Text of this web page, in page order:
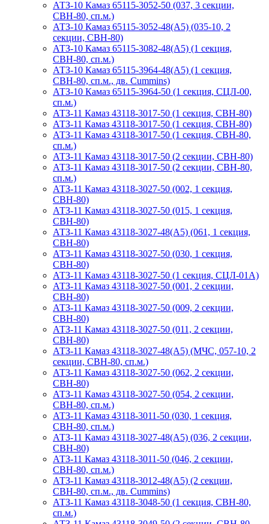
АТЗ-10 Камаз 65115-3052-50 (037, 3 секции,
СВН-80, сп.м.)
АТЗ-10 Камаз 65115-3052-48(А5) (035-10, 2
секции, СВН-80)
АТЗ-10 Камаз 65115-3082-48(A5) (1 секция,
СВН-80, сп.м.)
АТЗ-10 Камаз 65115-3964-48(A5) (1 секция,
СВН-80, сп.м., дв. Cummins)
АТЗ-10 Камаз 65115-3964-50 (1 секция, СЦЛ-00,
сп.м.)
АТЗ-11 Камаз 43118-3017-50 (1 секция, СВН-80)
АТЗ-11 Камаз 43118-3017-50 (1 секция, СВН-80)
АТЗ-11 Камаз 43118-3017-50 (1 секция, СВН-80,
сп.м.)
АТЗ-11 Камаз 43118-3017-50 (2 секции, СВН-80)
АТЗ-11 Камаз 43118-3017-50 (2 секции, СВН-80,
сп.м.)
АТЗ-11 Камаз 43118-3027-50 (002, 1 секция,
СВН-80)
АТЗ-11 Камаз 43118-3027-50 (015, 1 секция,
СВН-80)
АТЗ-11 Камаз 43118-3027-48(A5) (061, 1 секция,
СВН-80)
АТЗ-11 Камаз 43118-3027-50 (030, 1 секция,
СВН-80)
АТЗ-11 Камаз 43118-3027-50 (1 секция, СЦЛ-01А)
АТЗ-11 Камаз 43118-3027-50 (001, 2 секции,
СВН-80)
АТЗ-11 Камаз 43118-3027-50 (009, 2 секции,
СВН-80)
АТЗ-11 Камаз 43118-3027-50 (011, 2 секции,
СВН-80)
АТЗ-11 Камаз 43118-3027-48(A5) (МЧС, 057-10, 2
секции, СВН-80, сп.м.)
АТЗ-11 Камаз 43118-3027-50 (062, 2 секции,
СВН-80)
АТЗ-11 Камаз 43118-3027-50 (054, 2 секции,
СВН-80, сп.м.)
АТЗ-11 Камаз 43118-3011-50 (030, 1 секция,
СВН-80, сп.м.)
АТЗ-11 Камаз 43118-3027-48(A5) (036, 2 секции,
СВН-80)
АТЗ-11 Камаз 43118-3011-50 (046, 2 секции,
СВН-80, сп.м.)
АТЗ-11 Камаз 43118-3012-48(А5) (2 секции,
СВН-80, сп.м., дв. Cummins)
АТЗ-11 Камаз 43118-3048-50 (1 секция, СВН-80,
сп.м.)